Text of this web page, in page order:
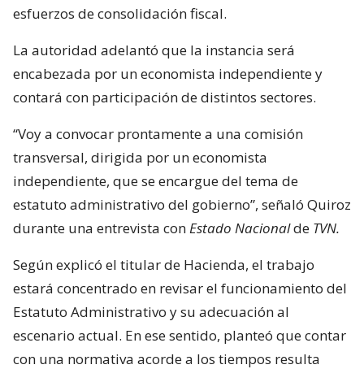
esfuerzos de consolidación fiscal.
La autoridad adelantó que la instancia será
encabezada por un economista independiente y
contará con participación de distintos sectores.
“Voy a convocar prontamente a una comisión
transversal, dirigida por un economista
independiente, que se encargue del tema de
estatuto administrativo del gobierno”, señaló Quiroz
durante una entrevista conEstado Nacionalde TVN.
Según explicó el titular de Hacienda, el trabajo
estará concentrado en revisar el funcionamiento del
Estatuto Administrativo y su adecuación al
escenario actual. En ese sentido, planteó que contar
con una normativa acorde a los tiempos resulta